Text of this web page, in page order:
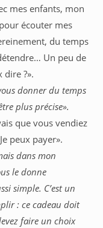
mes enfants, mon
écouter mes
du temps
Un peu de
?».
donner du temps
plus précise».
que vous vendiez
peux payer».
dans mon
le donne
simple. C’est un
: ce cadeau doit
faire un choix